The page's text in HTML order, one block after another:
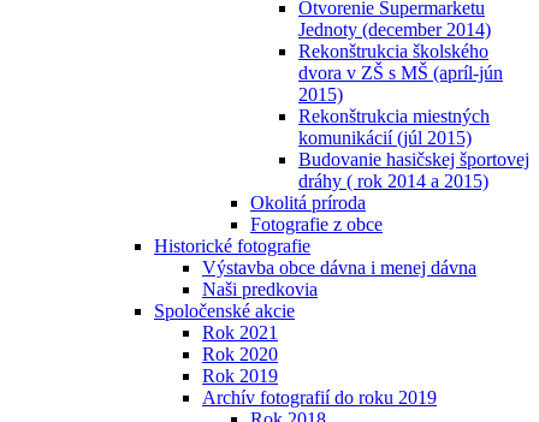
Otvorenie Supermarketu
Jednoty (december 2014)
Rekonštrukcia školského
dvora v ZŠ s MŠ (apríl-jún
2015)
Rekonštrukcia miestných
komunikácií (júl 2015)
Budovanie hasičskej športovej
dráhy ( rok 2014 a 2015)
Okolitá príroda
Fotografie z obce
Historické fotografie
Výstavba obce dávna i menej dávna
Naši predkovia
Spoločenské akcie
Rok 2021
Rok 2020
Rok 2019
Archív fotografií do roku 2019